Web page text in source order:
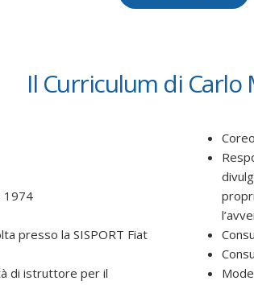
Il Curriculum di Carlo
1974
presso la SISPORT Fiat
di istruttore per il